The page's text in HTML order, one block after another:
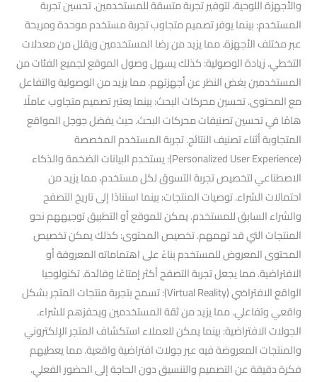
والأجهزة اللوحية، لتوفير تجربة متسقة للمستخدمين. تحسين تجربة
المستخدم: بينما يوفر تصميم متجاوب تجربة مستخدم موحدة ومريحة
عبر مختلف الأجهزة. مما يزيد من رضا المستخدمين ويقلل من معدلات
التخطي. زيادة الوصولية: كذلك يسهل وصول الموقع لجميع الفئات من
المستخدمين بغض النظر عن أجهزتهم. مما يزيد من الوصولية والتفاعل
مع المحتوى. تحسين محركات البحث: بينما يعتبر تصميم متجاوب عاملًا
هامًا في تحسين تصنيفات محركات البحث. حيث يفضل جوجل المواقع
المتجاوبة أثناء تصنيف النتائج. تجربة المستخدم المخصصة
(Personalized User Experience): يستخدم البيانات الضخمة والذكاء
الاصطناعي لتخصيص تجربة التسوق لكل مستخدم، مما يزيد من
احتمالات الشراء. توصيات المنتجات: بينما استنادًا إلى تاريخ التصفح
والشراء السابق للمستخدم. يمكن للموقع أو التطبيق توجيههم نحو
المنتجات التي قد تهمهم. تخصيص المحتوى: كذلك يمكن تخصيص
المحتوى المعروض للمستخدم بناءً على اهتماماته المعروفة أو
الافتراضية. مما يجعل تجربة التصفح أكثر إمتاعًا وفائدة. تكنولوجيا
الواقع الافتراضي (Virtual Reality): تسمح بتجربة منتجات المتجر بشكل
واقعي وتفاعلي. مما يزيد من ثقة المستخدمين ويحفزهم للشراء.
الجولات الافتراضية: بينما يمكن للعملاء استكشاف المتجر الإلكتروني
والمنتجات المعروضة فيه عبر جولات افتراضية واقعية. مما يعطيهم
فكرة دقيقة عن التصميم والتنسيق دون الحاجة إلى الحضور الفعلي.